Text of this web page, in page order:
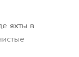
яхты в